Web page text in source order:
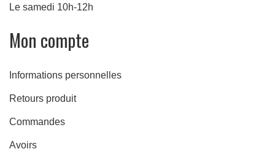
Le samedi 10h-12h
Mon compte
Informations personnelles
Retours produit
Commandes
Avoirs